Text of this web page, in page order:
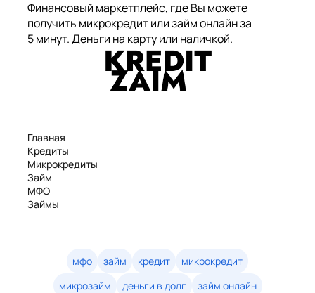
Финансовый маркетплейс, где Вы можете
получить микрокредит или займ онлайн за
5 минут. Деньги на карту или наличкой.
Главная
Кредиты
Микрокредиты
Займ
МФО
Займы
Займы онлайн
Денежные кредиты
мфо займ кредит
микрокредит
микрозайм
деньги в долг займ онлайн